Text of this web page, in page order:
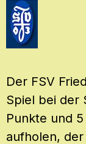
Der FSV
Spiel bei der
Punkte und
aufholen,